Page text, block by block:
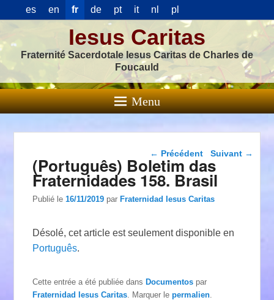
es en fr de pt it nl pl
Iesus Caritas
Fraternité Sacerdotale Iesus Caritas de Charles de
Foucauld
Menu
Navigation dans les
← Précédent Suivant →
(Português) Boletim das
Fraternidades 158. Brasil
Publié le16/11/2019 parFraternidad Iesus Caritas
Désolé, cet article est seulement disponible en
Português.
Cette entrée a été publiée dansDocumentos par
Fraternidad Iesus Caritas . Marquer lepermalien